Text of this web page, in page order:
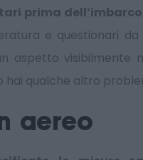
prima dell’imbarco
e questionari
aspetto visibilmente
hai qualche altro
aereo